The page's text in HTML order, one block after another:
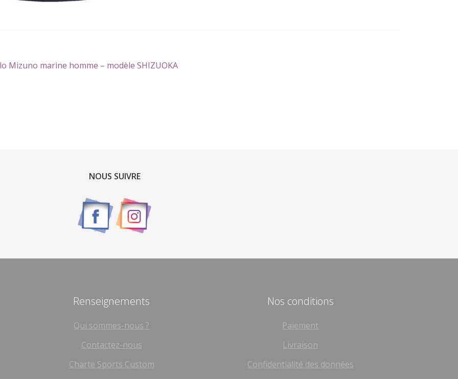
Mizuno marine homme – modèle SHIZUOKA
NOUS SUIVRE
Renseignements
Qui sommes-nous ?
Contactez-nous
Charte Sports Custom
Nos conditions
Paiement
Livraison
Confidentialité des données